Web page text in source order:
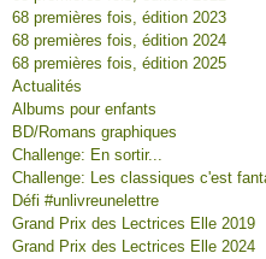
68 premières fois, édition 2023
68 premières fois, édition 2024
68 premières fois, édition 2025
Actualités
Albums pour enfants
BD/Romans graphiques
Challenge: En sortir...
Challenge: Les classiques c'est
Défi #unlivreunelettre
Grand Prix des Lectrices Elle 2019
Grand Prix des Lectrices Elle 2024